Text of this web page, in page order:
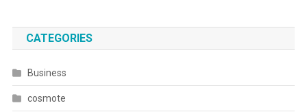
CATEGORIES
Business
cosmote